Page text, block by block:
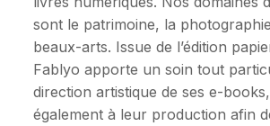
sont le patrimoine, la
beaux-arts. Issue de l’édition
Fablyo apporte un soin tout
direction artistique de ses e-
également à leur production afin